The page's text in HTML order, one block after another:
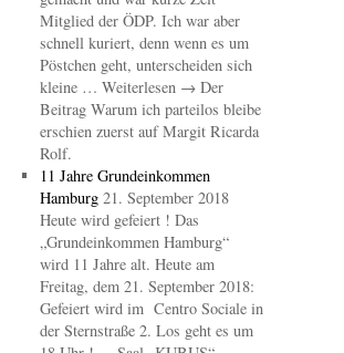
Mitglied der ÖDP. Ich war aber
schnell kuriert, denn wenn es um
Pöstchen geht, unterscheiden sich
kleine … Weiterlesen → Der
Beitrag Warum ich parteilos bleibe
erschien zuerst auf Margit Ricarda
Rolf.
11 Jahre Grundeinkommen
Hamburg 21. September 2018
Heute wird gefeiert ! Das
„Grundeinkommen Hamburg“
wird 11 Jahre alt. Heute am
Freitag, dem 21. September 2018:
Gefeiert wird im Centro Sociale in
der Sternstraße 2. Los geht es um